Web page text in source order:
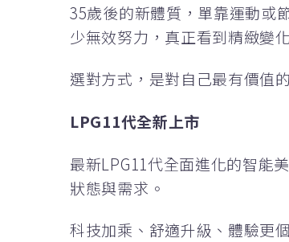
35歲後的新體質，單靠運動或
少無效努力，真正看到精緻變
選對方式，是對自己最有價值
LPG11代全新上市
最新LPG11代全面進化的智能
狀態與需求。
科技加乘、舒適升級、體驗更